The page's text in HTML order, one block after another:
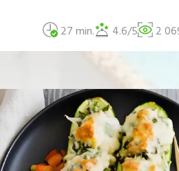
27 min. 4.6/5 2